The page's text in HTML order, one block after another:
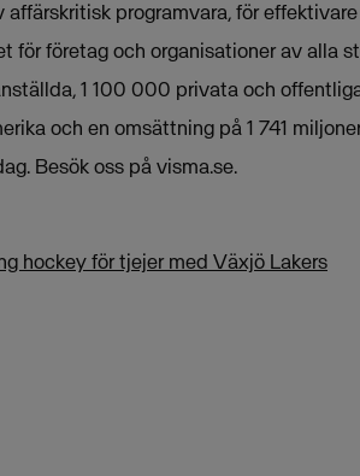
programvara, för
för företag och organisationer av alla
1 100 000 privata och
och en omsättning på 1 741
Besök oss på visma.se.
hockey för tjejer med Växjö Lakers